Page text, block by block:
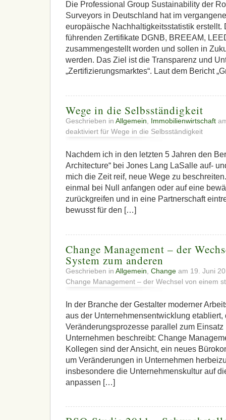
Die Professional Group Sustainability der
Surveyors in Deutschland hat im
europäische Nachhaltigkeitsstatistik erstellt.
führenden Zertifikate DGNB, BREEAM,
zusammengestellt worden und sollen in
werden. Das Ziel ist die Transparenz und
„Zertifizierungsmarktes“. Laut dem Bericht
Wege in die Selbsständigkeit
Geschrieben in Allgemein Immobilienwirtschaft
deaktiviert für Wege in die Selbsständigkeit
Nachdem ich in den letzten 5 Jahren den
Architecture“ bei Jones Lang LaSalle auf-
mich die Zeit reif, neue Wege zu
einmal bei Null anfangen oder auf eine
zurückgreifen und in eine Partnerschaft
bewusst für den […]
Change Management – der
System zum anderen
Geschrieben in Allgemein Change am 19. Juni
Change Management – der Wechsel von einem
In der Branche der Gestalter moderner
aus der Unternehmensentwicklung
Veränderungsprozesse parallel zum
Unternehmen beschreibt: Change
Kollegen sind der Ansicht, ein neues
um Veränderungen in Unternehmen
insbesondere die Unternehmenskultur auf
anpassen […]